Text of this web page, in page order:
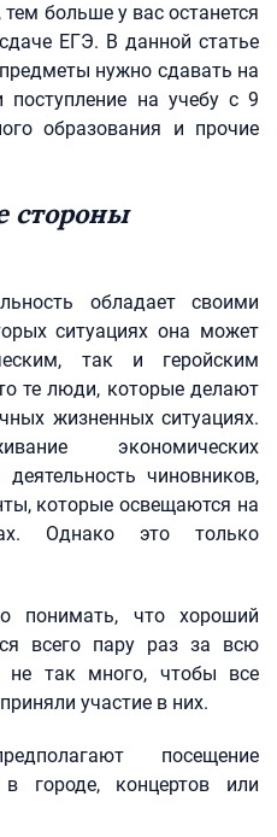
больше у вас останется
ЕГЭ. В данной статье
нужно сдавать на
на учебу с 9
образования и прочие
стороны
обладает своими
ситуациях она может
так и геройским
те люди, которые делают
жизненных ситуациях.
экономических
деятельность чиновников,
которые освещаются на
Однако это только
понимать, что хороший
всего пару раз за всю
не так много, чтобы все
участие в них.
посещение
городе, концертов или